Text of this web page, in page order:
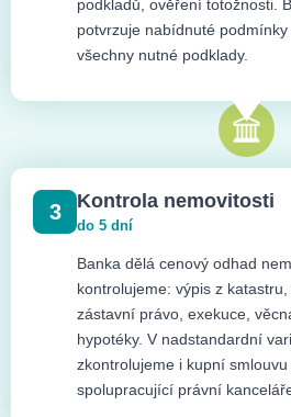
podkladů, ověření totožnosti.
potvrzuje nabídnuté
všechny nutné podklady.
3 Kontrola nemovitosti
do 5 dní
Banka dělá cenový odhad
kontrolujeme: výpis z
zástavní právo, exekuce,
hypotéky. V nadstandardní
zkontrolujeme i kupní
spolupracující právní